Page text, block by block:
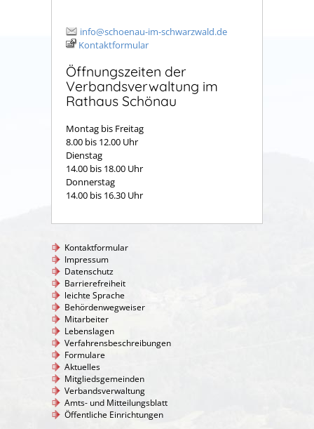
info@schoenau-im-schwarzwald.de
Kontaktformular
Öffnungszeiten der
Verbandsverwaltung im
Rathaus Schönau
Montag bis Freitag
8.00 bis 12.00 Uhr
Dienstag
14.00 bis 18.00 Uhr
Donnerstag
14.00 bis 16.30 Uhr
Kontaktformular
Impressum
Datenschutz
Barrierefreiheit
leichte Sprache
Behördenwegweiser
Mitarbeiter
Lebenslagen
Verfahrensbeschreibungen
Formulare
Aktuelles
Mitgliedsgemeinden
Verbandsverwaltung
Amts- und Mitteilungsblatt
Öffentliche Einrichtungen